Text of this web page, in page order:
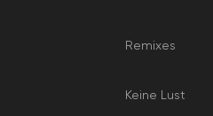
Remixes
Keine Lust